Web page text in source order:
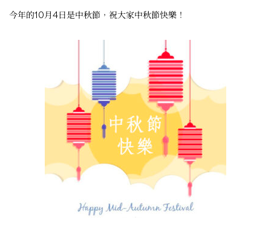
今年的10月4日是中秋節，祝大家中秋節快樂！